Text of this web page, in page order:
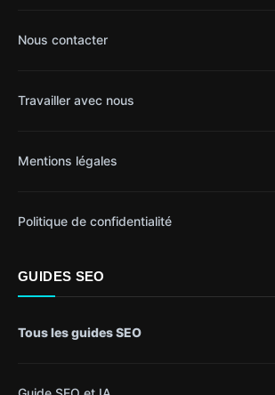
Nous contacter
Travailler avec nous
Mentions légales
Politique de confidentialité
GUIDES SEO
Tous les guides SEO